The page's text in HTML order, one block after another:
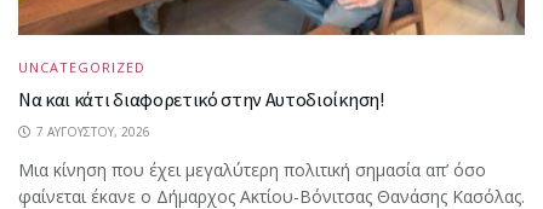
UNCATEGORIZED
Να και κάτι διαφορετικό στην Αυτοδιοίκηση!
7 ΑΥΓΟΎΣΤΟΥ, 2026
Μια κίνηση που έχει μεγαλύτερη πολιτική σημασία απ’ όσο
φαίνεται έκανε ο Δήμαρχος Ακτίου-Βόνιτσας Θανάσης Κασόλας.